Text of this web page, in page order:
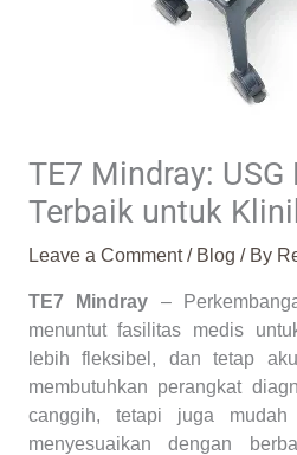
TE7 Mindray: USG
Terbaik untuk
Leave a Comment / Blog / By
TE7 Mindray –
menuntut fasilitas medis
lebih fleksibel, dan tetap
membutuhkan perangkat
canggih, tetapi juga
menyesuaikan dengan